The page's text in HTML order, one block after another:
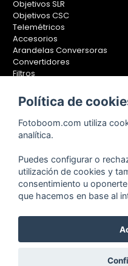
Objetivos SLR
Objetivos CSC
Telemétricos
Accesorios
Arandelas Conversoras
Convertidores
Filtros
Calibradores
Soportes Fotografía
Monopiés
Trípodes
Kit Completos
Accesorios
Copyright © 2001-2024,
C/ San Romualdo
Política de
Fotoboom.com utiliza
analítica.
Puedes configurar o
utilización de cookies y
consentimiento u
que hacemos en base al